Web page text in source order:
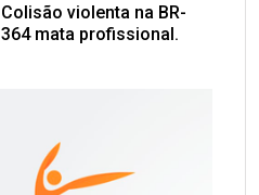
Colisão violenta na BR-
364 mata profissional.